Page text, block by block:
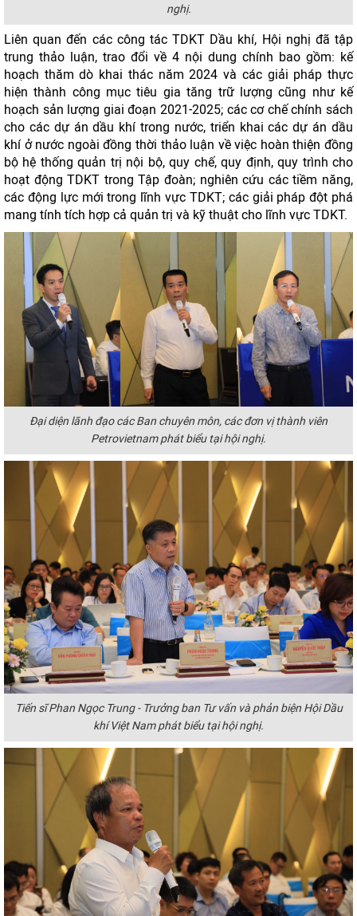
nghị.
Liên quan đến các công tác TDKT Dầu khí, Hội nghị đã tập
trung thảo luận, trao đổi về 4 nội dung chính bao gồm: kế
hoạch thăm dò khai thác năm 2024 và các giải pháp thực
hiện thành công mục tiêu gia tăng trữ lượng cũng như kế
hoạch sản lượng giai đoạn 2021-2025; các cơ chế chính sách
cho các dự án dầu khí trong nước, triển khai các dự án dầu
khí ở nước ngoài đồng thời thảo luận về việc hoàn thiện đồng
bộ hệ thống quản trị nội bộ, quy chế, quy định, quy trình cho
hoạt động TDKT trong Tập đoàn; nghiên cứu các tiềm năng,
các động lực mới trong lĩnh vực TDKT; các giải pháp đột phá
mang tính tích hợp cả quản trị và kỹ thuật cho lĩnh vực TDKT.
Đại diện lãnh đạo các Ban chuyên môn, các đơn vị thành viên
Petrovietnam phát biểu tại hội nghị.
Tiến sĩ Phan Ngọc Trung - Trưởng ban Tư vấn và phản biện Hội Dầu
khí Việt Nam phát biểu tại hội nghị.